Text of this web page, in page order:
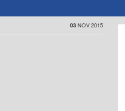
03 NOV 2015